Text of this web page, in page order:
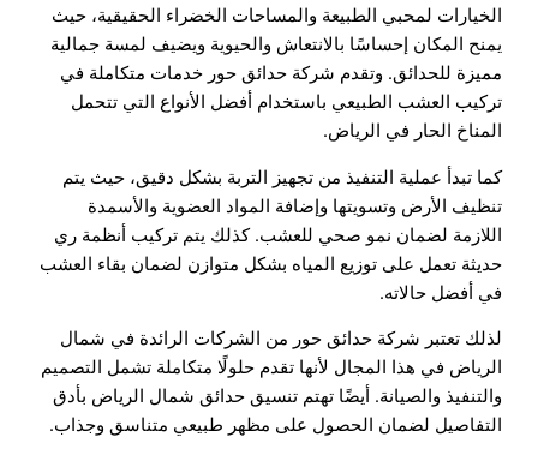
الخيارات لمحبي الطبيعة والمساحات الخضراء الحقيقية، حيث
يمنح المكان إحساسًا بالانتعاش والحيوية ويضيف لمسة جمالية
مميزة للحدائق. وتقدم شركة حدائق حور خدمات متكاملة في
تركيب العشب الطبيعي باستخدام أفضل الأنواع التي تتحمل
المناخ الحار في الرياض.
كما تبدأ عملية التنفيذ من تجهيز التربة بشكل دقيق، حيث يتم
تنظيف الأرض وتسويتها وإضافة المواد العضوية والأسمدة
اللازمة لضمان نمو صحي للعشب. كذلك يتم تركيب أنظمة ري
حديثة تعمل على توزيع المياه بشكل متوازن لضمان بقاء العشب
في أفضل حالاته.
لذلك تعتبر شركة حدائق حور من الشركات الرائدة في شمال
الرياض في هذا المجال لأنها تقدم حلولًا متكاملة تشمل التصميم
والتنفيذ والصيانة. أيضًا تهتم تنسيق حدائق شمال الرياض بأدق
التفاصيل لضمان الحصول على مظهر طبيعي متناسق وجذاب.